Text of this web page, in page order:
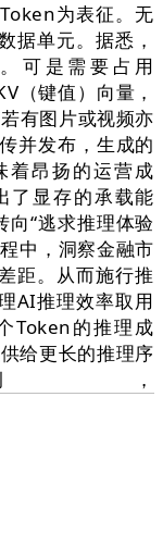
为表征。无
据单元。据悉，
可是需要占用
（键值）向量，
有图片或视频亦
并发布，生成的
着昂扬的运营成
了显存的承载能
向“逃求推理体验
中，洞察金融市
距。从而施行推
AI推理效率取用
Token的推理成
给更长的推理序
，